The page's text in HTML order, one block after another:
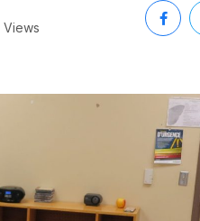
Views